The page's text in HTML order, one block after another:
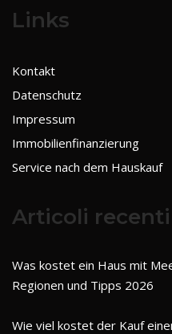
Links
Kontakt
Datenschutz
Impressum
Immobilienfinanzierung
Service nach dem Hauskauf
Articoli recenti
Was kostet ein Haus mit
Regionen und Tipps 2026
Wie viel kostet der Kauf